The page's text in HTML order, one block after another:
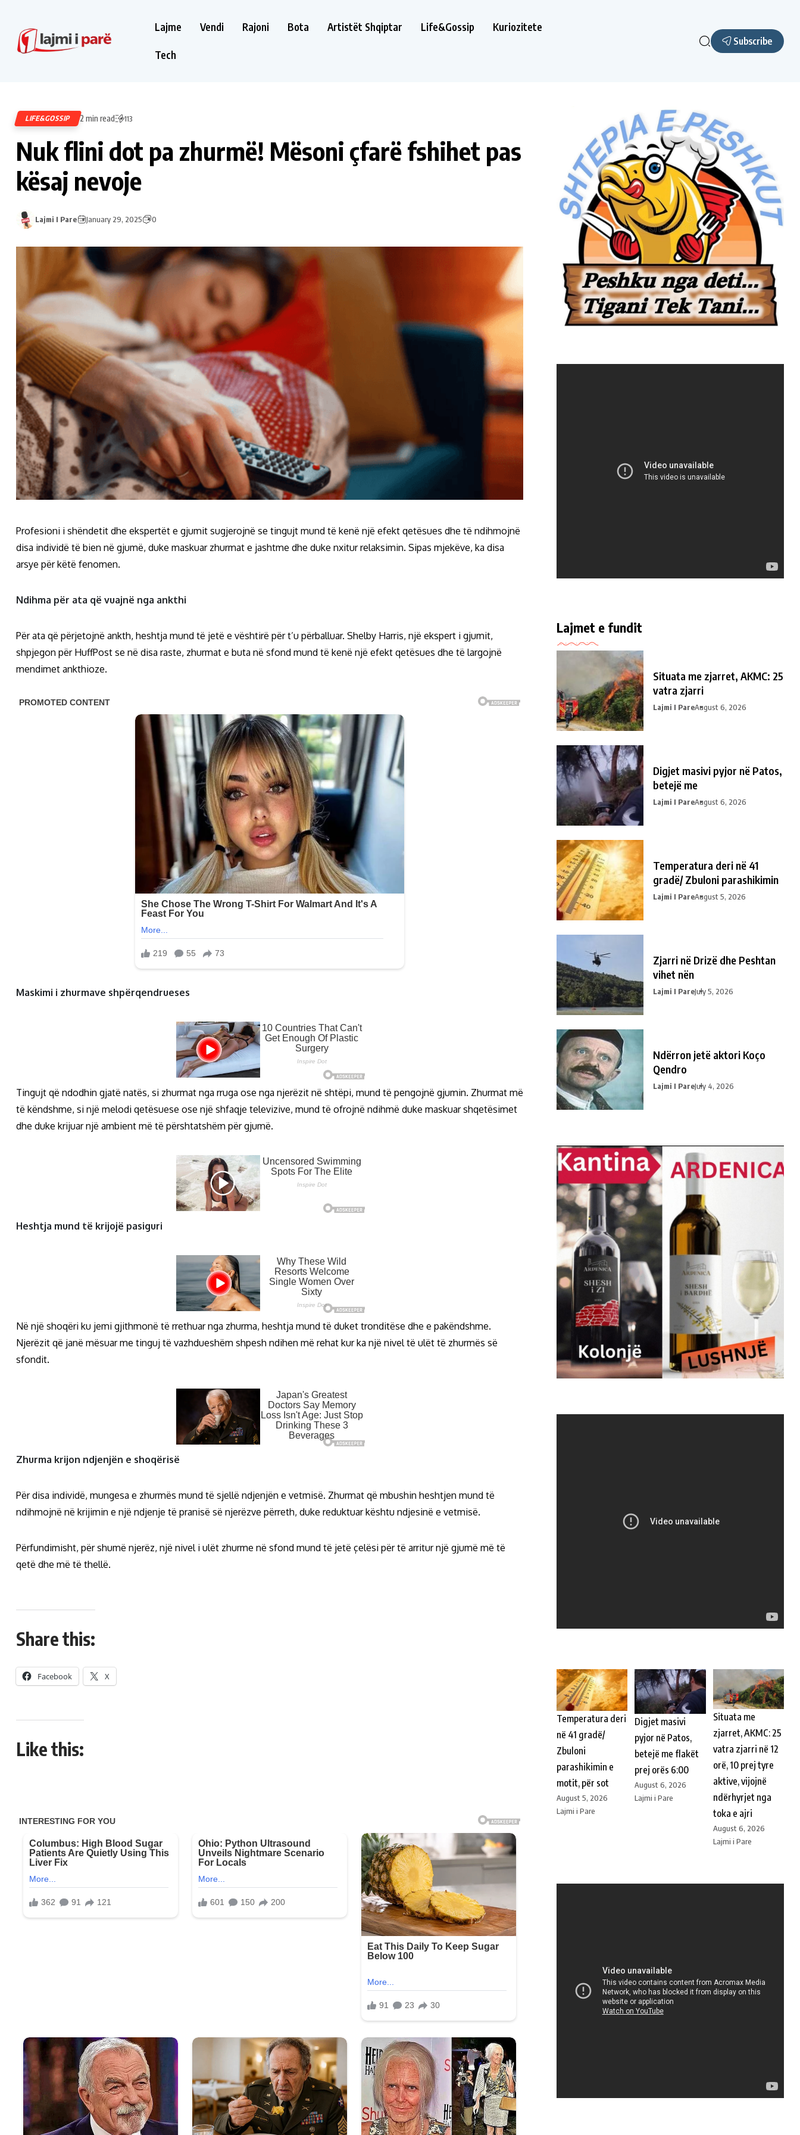
Lajme Vendi Rajoni Bota Artistët Shqiptar Life&Gossip Kuriozitete
Tech
Subscribe
LIFE&GOSSIP 2 min read 113
Nuk flini dot pa zhurmë! Mësoni çfarë fshihet pas
kësaj nevoje
Lajmi I Pare January 29, 2025 0
Profesioni i shëndetit dhe ekspertët e gjumit sugjerojnë se tingujt mund të kenë një efekt qetësues dhe të ndihmojnë
disa individë të bien në gjumë, duke maskuar zhurmat e jashtme dhe duke nxitur relaksimin. Sipas mjekëve, ka disa
arsye për këtë fenomen.
Ndihma për ata që vuajnë nga ankthi
Për ata që përjetojnë ankth, heshtja mund të jetë e vështirë për t’u përballuar. Shelby Harris, një ekspert i gjumit,
shpjegon për HuffPost se në disa raste, zhurmat e buta në sfond mund të kenë një efekt qetësues dhe të largojnë
mendimet ankthioze.
Maskimi i zhurmave shpërqendrueses
Tingujt që ndodhin gjatë natës, si zhurmat nga rruga ose nga njerëzit në shtëpi, mund të pengojnë gjumin. Zhurmat më
të këndshme, si një melodi qetësuese ose një shfaqje televizive, mund të ofrojnë ndihmë duke maskuar shqetësimet
dhe duke krijuar një ambient më të përshtatshëm për gjumë.
Heshtja mund të krijojë pasiguri
Në një shoqëri ku jemi gjithmonë të rrethuar nga zhurma, heshtja mund të duket tronditëse dhe e pakëndshme.
Njerëzit që janë mësuar me tinguj të vazhdueshëm shpesh ndihen më rehat kur ka një nivel të ulët të zhurmës së
sfondit.
Zhurma krijon ndjenjën e shoqërisë
Për disa individë, mungesa e zhurmës mund të sjellë ndjenjën e vetmisë. Zhurmat që mbushin heshtjen mund të
ndihmojnë në krijimin e një ndjenje të pranisë së njerëzve përreth, duke reduktuar kështu ndjesinë e vetmisë.
Përfundimisht, për shumë njerëz, një nivel i ulët zhurme në sfond mund të jetë çelësi për të arritur një gjumë më të
qetë dhe më të thellë.
Share this:
Facebook X
Like this:
Lajmet e fundit
Situata me zjarret, AKMC: 25
vatra zjarri
Lajmi I PareAugust 6, 2026
Digjet masivi pyjor në Patos,
betejë me
Lajmi I PareAugust 6, 2026
Temperatura deri në 41
gradë/ Zbuloni parashikimin
Lajmi I PareAugust 5, 2026
Zjarri në Drizë dhe Peshtan
vihet nën
Lajmi I PareJuly 5, 2026
Ndërron jetë aktori Koço
Qendro
Lajmi I PareJuly 4, 2026
Temperatura deri
në 41 gradë/
Zbuloni
parashikimin e
motit, për sot
August 5, 2026
Lajmi i Pare
Digjet masivi
pyjor në Patos,
betejë me flakët
prej orës 6:00
August 6, 2026
Lajmi i Pare
Situata me
zjarret, AKMC: 25
vatra zjarri në 12
orë, 10 prej tyre
aktive, vijojnë
ndërhyrjet nga
toka e ajri
August 6, 2026
Lajmi i Pare